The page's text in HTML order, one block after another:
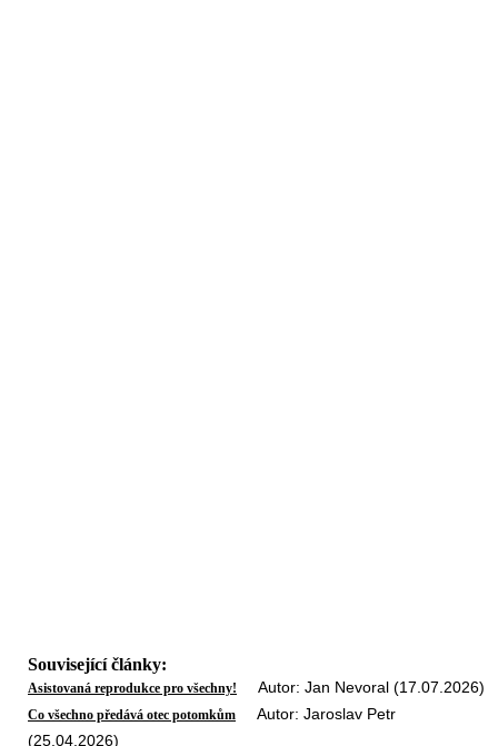
Související články:
Asistovaná reprodukce pro všechny! Autor: Jan Nevoral (17.07.2026)
Co všechno předává otec potomkům Autor: Jaroslav Petr
(25.04.2026)